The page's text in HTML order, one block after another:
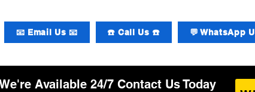
📧 Email Us 📧 ☎️ Call Us ☎️ 💬 WhatsApp
Available 24/7 Contact Us Today